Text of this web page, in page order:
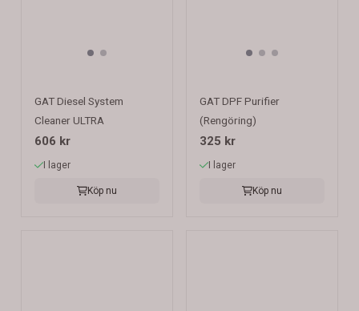
GAT Diesel System
Cleaner ULTRA
606 kr
I lager
Köp nu
GAT DPF Purifier
(Rengöring)
325 kr
I lager
Köp nu